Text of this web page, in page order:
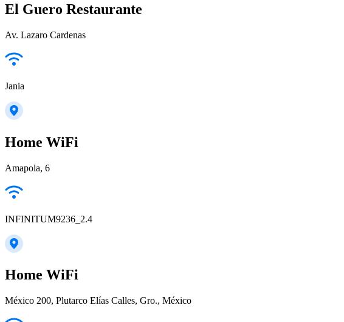
El Guero Restaurante
Av. Lazaro Cardenas
Jania
Home WiFi
Amapola, 6
INFINITUM9236_2.4
Home WiFi
México 200, Plutarco Elías Calles, Gro., México